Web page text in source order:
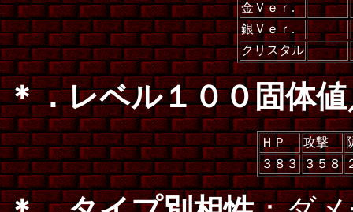
金Ｖｅｒ.
銀Ｖｅｒ.
クリスタル
＊．レベル１００固体
ＨＰ 攻撃
３８３ ３５８